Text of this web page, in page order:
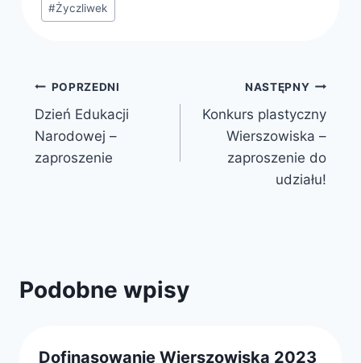
#Życzliwek
Nawigacja
wpisu
POPRZEDNI
Dzień Edukacji
Narodowej –
zaproszenie
NASTĘPNY
Konkurs plastyczny
Wierszowiska –
zaproszenie do
udziału!
Podobne wpisy
Dofinasowanie Wierszowiska 2023